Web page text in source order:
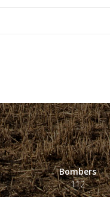
Bombers
112